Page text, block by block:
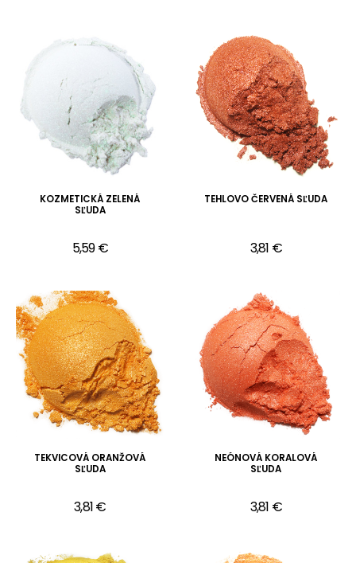
KOZMETICKÁ ZELENÁ
SĽUDA
5,59 €
TEHLOVO ČERVENÁ SĽUDA
3,81 €
TEKVICOVÁ ORANŽOVÁ
SĽUDA
3,81 €
NEÓNOVÁ KORALOVÁ
SĽUDA
3,81 €